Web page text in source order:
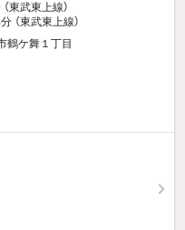
東武東上線）
分 （東武東上線）
鶴ケ舞１丁目